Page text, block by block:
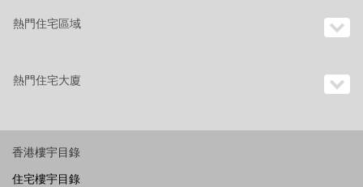
熱門住宅區域
熱門住宅大廈
香港樓宇目錄
住宅樓宇目錄